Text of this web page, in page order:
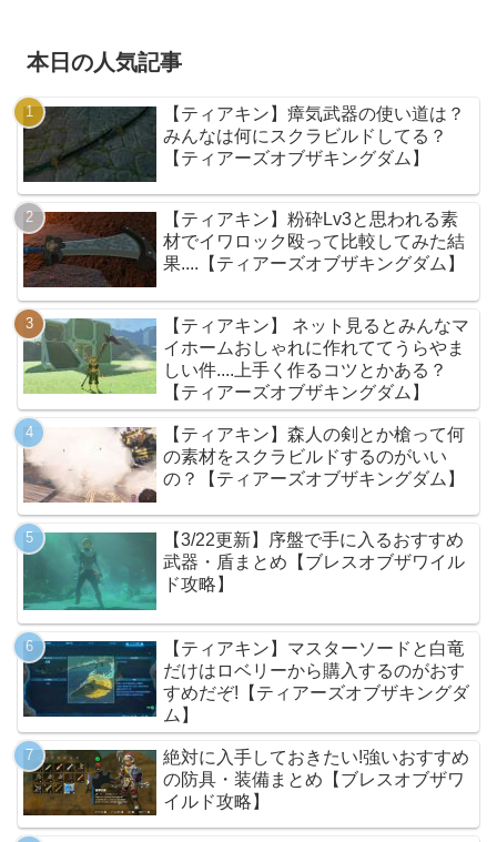
本日の人気記事
【ティアキン】瘴気武器の使い道は？
みんなは何にスクラビルドしてる？
【ティアーズオブザキングダム】
【ティアキン】粉砕Lv3と思われる素
材でイワロック殴って比較してみた結
果....【ティアーズオブザキングダム】
【ティアキン】 ネット見るとみんなマ
イホームおしゃれに作れててうらやま
しい件....上手く作るコツとかある？
【ティアーズオブザキングダム】
【ティアキン】森人の剣とか槍って何
の素材をスクラビルドするのがいい
の？【ティアーズオブザキングダム】
【3/22更新】序盤で手に入るおすすめ
武器・盾まとめ【ブレスオブザワイル
ド攻略】
【ティアキン】マスターソードと白竜
だけはロベリーから購入するのがおす
すめだぞ!【ティアーズオブザキングダ
ム】
絶対に入手しておきたい!強いおすすめ
の防具・装備まとめ【ブレスオブザワ
イルド攻略】